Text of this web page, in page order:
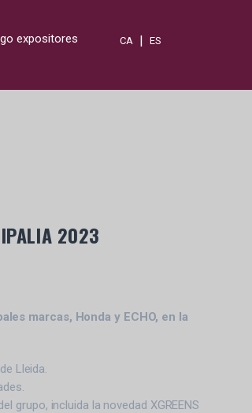
expositores CA |ES
2023
marcas, Honda y ECHO, en la
Lleida.
grupo, incluida la novedad XGREENS